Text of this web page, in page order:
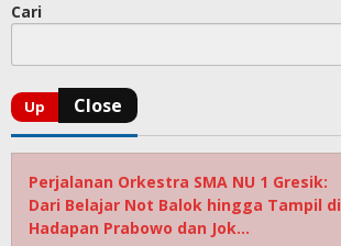
Cari
Perjalanan Orkestra SMA NU 1 Gresik:
Dari Belajar Not Balok hingga Tampil di
Hadapan Prabowo dan Jok…